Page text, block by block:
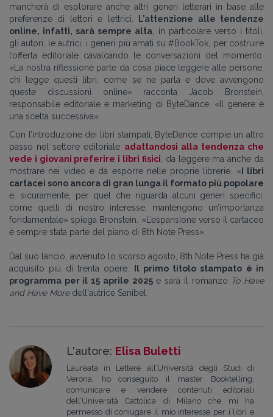
mancherà di esplorare anche altri generi letterari in base alle
preferenze di lettori e lettrici.
L’attenzione alle tendenze
online, infatti, sarà sempre alta , in particolare verso i titoli,
gli autori, le autrici, i generi più amati su #BookTok, per costruire
l’offerta editoriale cavalcando le conversazioni del momento.
«La nostra riflessione parte da cosa piace leggere alle persone,
chi legge questi libri, come se ne parla e dove avvengono
queste discussioni online» racconta Jacob Bronstein,
responsabile editoriale e marketing di ByteDance. «Il genere è
una scelta successiva».
Con l’introduzione dei libri stampati, ByteDance compie un altro
passo nel settore editoriale adattandosi alla tendenza che
vede i giovani preferire i libri fisici , da leggere ma anche da
mostrare nei video e da esporre nelle proprie librerie. «I libri
cartacei sono ancora di gran lunga il formato più popolare
e, sicuramente, per quel che riguarda alcuni generi specifici,
come quelli di nostro interesse, mantengono un’importanza
fondamentale» spiega Bronstein. «L’espansione verso il cartaceo
è sempre stata parte del piano di 8th Note Press».
Dal suo lancio, avvenuto lo scorso agosto, 8th Note Press ha già
acquisito più di trenta opere.
Il primo titolo stampato è in
programma per il 15 aprile 2025e sarà il romanzo To Have
and Have Moredell'autrice Sanibel
L'autore: Elisa Buletti
Laureata in Lettere all’Università degli Studi di
Verona, ho conseguito il master Booktelling,
comunicare e vendere contenuti editoriali
dell’Università Cattolica di Milano che mi ha
permesso di coniugare il mio interesse per i libri e